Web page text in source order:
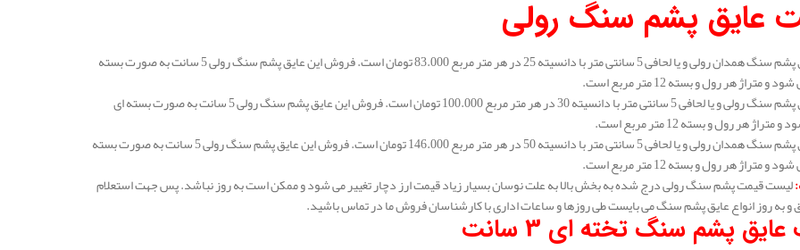
عایق پشم سنگ رولی
قیمت عایق پشم سنگ همدان رولی و یا لحافی 5 سانتی متر با دانسیته 25 در هر متر مربع 83.000 تومان است. فروش این عایق پشم سنگ رولی 5 سانت به صورت بسته
و متراژ هر رول و بسته 12 متر مربع است.
قیمت عایق پشم سنگ رولی و یا لحافی 5 سانتی متر با دانسیته 30 در هر متر مربع 100.000 تومان است. فروش این عایق پشم سنگ رولی 5 سانت به صورت بسته ای
هر رول و بسته 12 متر مربع است.
قیمت عایق پشم سنگ همدان رولی و یا لحافی 5 سانتی متر با دانسیته 50 در هر متر مربع 146.000 تومان است. فروش این عایق پشم سنگ رولی 5 سانت به صورت بسته
و متراژ هر رول و بسته 12 متر مربع است.
:لیست قیمت پشم سنگ رولی درج شده به بخش بالا به علت نوسان بسیار زیاد قیمت ارز دچار تغییر می شود و ممکن است به روز نباشد. پس جهت استعلام
به روز انواع عایق پشم سنگ می بایست طی روزها و ساعات اداری با کارشناسان فروش ما در تماس باشید.
پشم سنگ تخته ای 3 سانت